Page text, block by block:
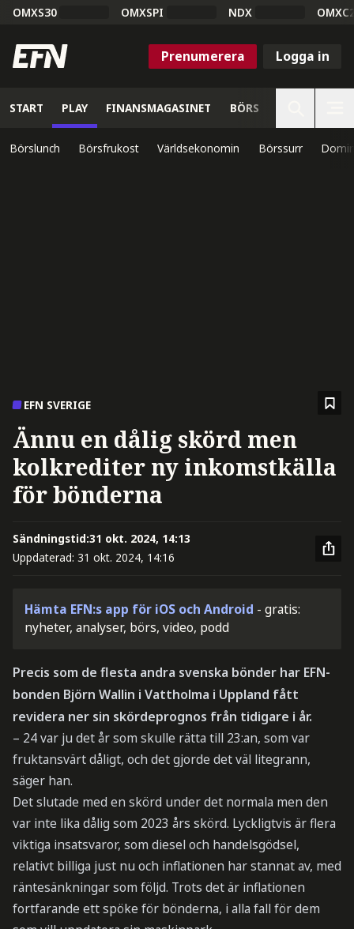
OMXS30 OMXSPI NDX
Prenumerera Logga in
START PLAY FINANSMAGASINET BÖRS
Börslunch Börsfrukost Världsekonomin Börssurr
EFN SVERIGE
Ännu en dålig skörd men
kolkrediter ny inkomstkälla
för bönderna
Sändningstid:31 okt. 2024, 14:13
Uppdaterad: 31 okt. 2024, 14:16
Hämta EFN:s app för iOS och Android - gratis:
nyheter, analyser, börs, video, podd
Precis som de flesta andra svenska bönder har EFN-
bonden Björn Wallin i Vattholma i Uppland fått
revidera ner sin skördeprognos från tidigare i år.
– 24 var ju det år som skulle rätta till 23:an, som var
fruktansvärt dåligt, och det gjorde det väl litegrann,
säger han.
Det slutade med en skörd under det normala men den
var inte lika dålig som 2023 års skörd. Lyckligtvis är flera
viktiga insatsvaror, som diesel och handelsgödsel,
relativt billiga just nu och inflationen har stannat av, med
räntesänkningar som följd. Trots det är inflationen
fortfarande ett spöke för bönderna, i alla fall för dem